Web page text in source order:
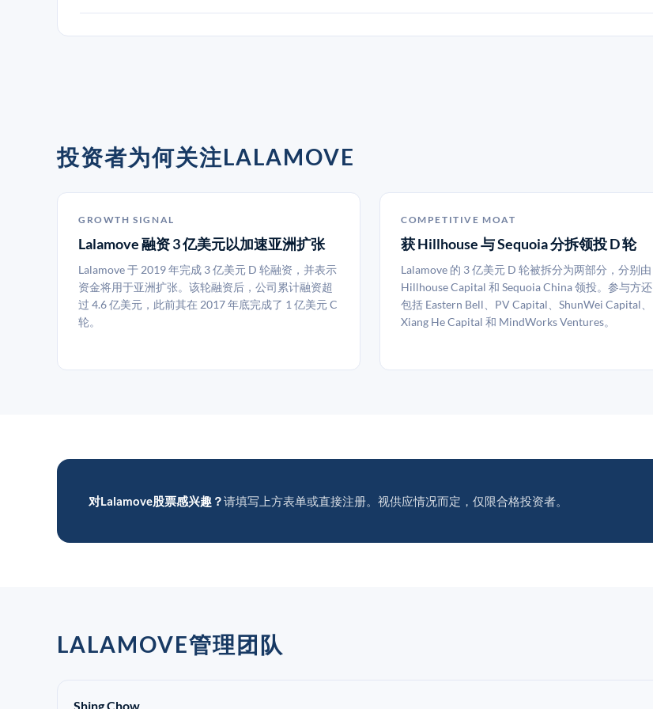
投资者为何关注LALAMOVE
GROWTH SIGNAL
Lalamove 融资 3 亿美元以加速亚洲扩张
Lalamove 于 2019 年完成 3 亿美元 D 轮融资，并表示
资金将用于亚洲扩张。该轮融资后，公司累计融资超
过 4.6 亿美元，此前其在 2017 年底完成了 1 亿美元 C
轮。
COMPETITIVE MOAT
获 Hillhouse 与 Sequoia 分拆领投 D 轮
Lalamove 的 3 亿美元 D 轮被拆分为两部分，分别由
Hillhouse Capital 和 Sequoia China 领投。参与方还
包括 Eastern Bell、PV Capital、ShunWei Capital、
Xiang He Capital 和 MindWorks Ventures。
对Lalamove股票感兴趣？请填写上方表单或直接注册。视供应情况而定，仅限合格投资者。
LALAMOVE管理团队
Shing Chow